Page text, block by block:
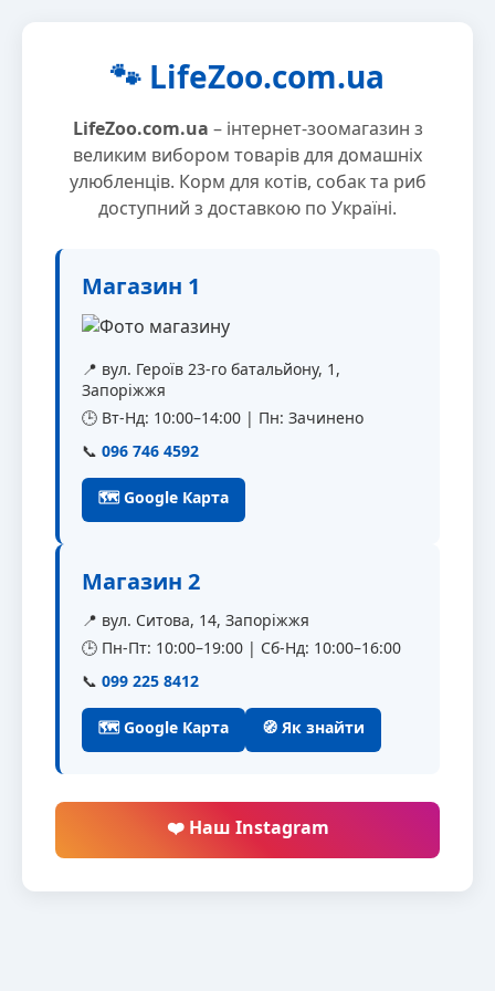
🐾 LifeZoo.com.ua
LifeZoo.com.ua – інтернет-зоомагазин з
великим вибором товарів для домашніх
улюбленців. Корм для котів, собак та риб
доступний з доставкою по Україні.
Магазин 1
📍 вул. Героїв 23-го батальйону, 1,
Запоріжжя
🕒 Вт-Нд: 10:00–14:00 | Пн: Зачинено
📞 096 746 4592
🗺 Google Карта
Магазин 2
📍 вул. Ситова, 14, Запоріжжя
🕒 Пн-Пт: 10:00–19:00 | Сб-Нд: 10:00–16:00
📞 099 225 8412
🗺 Google Карта 🧭 Як знайти
❤️ Наш Instagram